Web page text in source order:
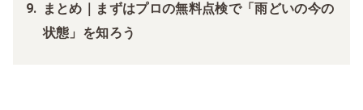
まとめ｜まずはプロの無料点検で「雨どいの今の
状態」を知ろう